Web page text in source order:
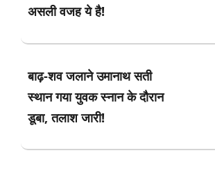
असली वजह ये है!
बाढ़-शव जलाने उमानाथ सती
स्थान गया युवक स्नान के दौरान
डूबा, तलाश जारी!